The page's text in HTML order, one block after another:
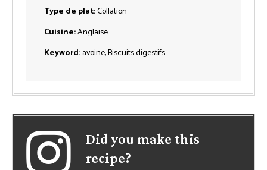
Type de plat:Collation
Cuisine:Anglaise
Keyword:avoine, Biscuits digestifs
Did you make this
recipe?